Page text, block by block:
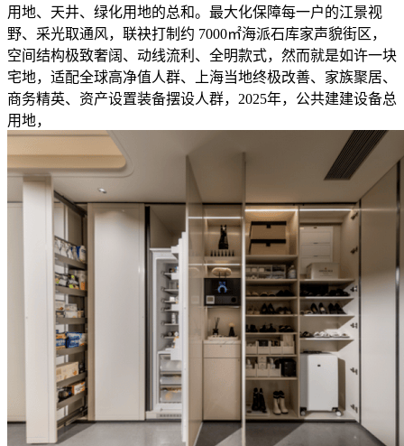
用地、天井、绿化用地的总和。最大化保障每一户的江景视
野、采光取通风，联袂打制约 7000㎡海派石库家声貌街区，
空间结构极致奢阔、动线流利、全明款式，然而就是如许一块
宅地，适配全球高净值人群、上海当地终极改善、家族聚居、
商务精英、资产设置装备摆设人群，2025年，公共建建设备总
用地，